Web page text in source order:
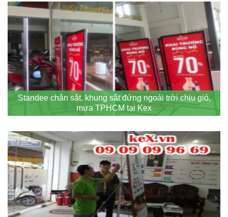
Standee chân sắt, khung sắt đứng ngoài trời chịu gió,
mưa TPHCM tại Kex